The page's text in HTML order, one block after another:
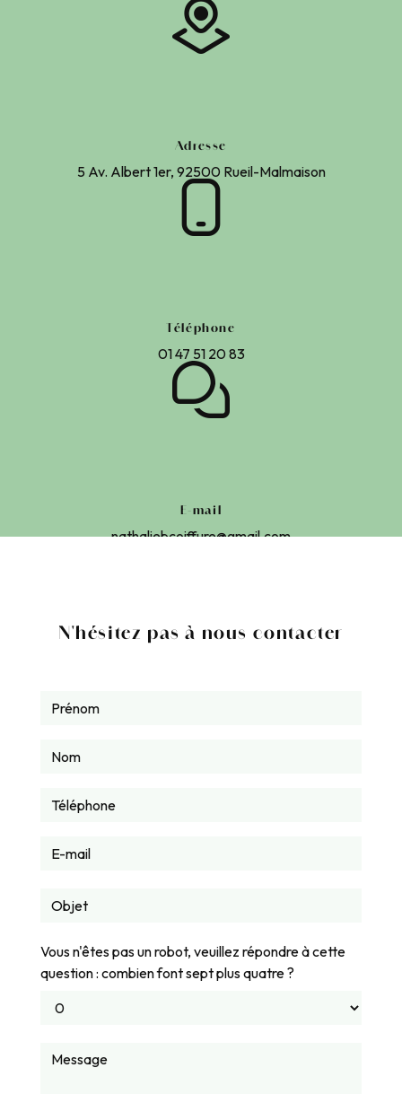
Adresse
5 Av. Albert 1er, 92500 Rueil-Malmaison
Téléphone
01 47 51 20 83
E-mail
nathaliebcoiffure@gmail.com
N'hésitez pas à nous contacter
Vous n'êtes pas un robot, veuillez répondre à cette
question : combien font sept plus quatre ?